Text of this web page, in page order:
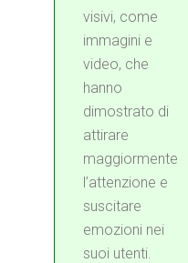
visivi, come
immagini e
video, che
hanno
dimostrato di
attirare
maggiormente
l’attenzione e
suscitare
emozioni nei
suoi utenti.